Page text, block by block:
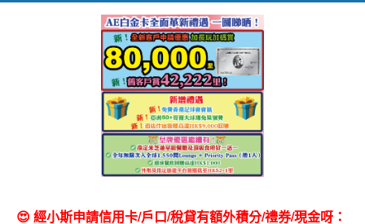
😍 經小斯申請信用卡/戶口/稅貸有額外積分/禮券/現金呀：